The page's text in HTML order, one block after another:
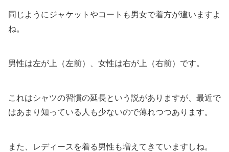
同じようにジャケットやコートも男女で着方が違いますよ
ね。
男性は左が上（左前）、女性は右が上（右前）です。
これはシャツの習慣の延長という説がありますが、最近で
はあまり知っている人も少ないので薄れつつあります。
また、レディースを着る男性も増えてきていますしね。